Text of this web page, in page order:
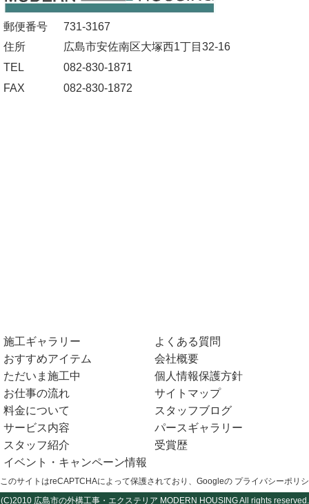
郵便番号
731-3167
住所
広島市安佐南区大塚西1丁目32-16
TEL
082-830-1871
FAX
082-830-1872
施工ギャラリー
おすすめアイテム
ただいま施工中
お仕事の流れ
料金について
サービス内容
スタッフ紹介
イベント・キャンペーン情報
よくある質問
会社概要
個人情報保護方針
サイトマップ
スタッフブログ
パースギャラリー
受賞歴
このサイトはreCAPTCHAによって保護されており、Googleの プライバシーポリ
(C)2010 広島市の外構工事・エクステリア MODERN HOUSING All rights reserved.